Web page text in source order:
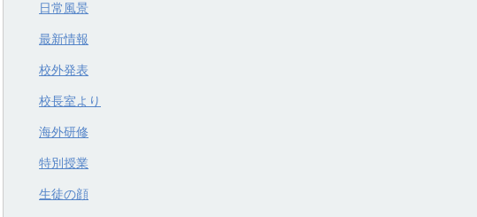
日常風景
最新情報
校外発表
校長室より
海外研修
特別授業
生徒の顔